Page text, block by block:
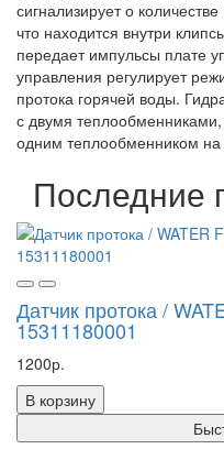
сигнализирует о
что находится внутри
передает импульсы плате
управления регулирует
протока горячей воды.
с двумя теплообменниками,
одним теплообменником
Последние
Датчик протока /
15311180001
1200р.
В корзину